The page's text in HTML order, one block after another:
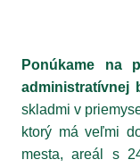
Ponúkame na
administratívnej
skladmi v
ktorý má veľmi
mesta, areál s